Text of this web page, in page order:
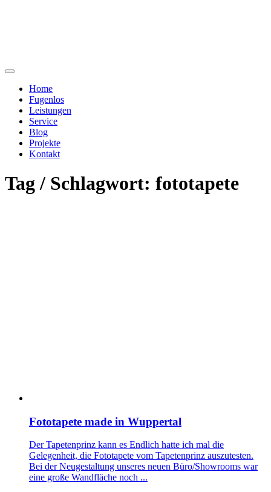
Home
Fugenlos
Leistungen
Service
Blog
Projekte
Kontakt
Tag / Schlagwort: fototapete
Fototapete made in Wuppertal
Der Tapetenprinz kann es Endlich hatte ich mal die
Gelegenheit, die Fototapete vom Tapetenprinz auszutesten.
Bei der Neugestaltung unseres neuen Büro/Showrooms war
eine große Wandfläche noch ...